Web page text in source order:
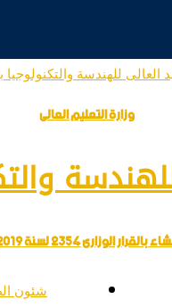
وزارة التعليم العالى
بالقرار الوزارى 2354 لسنة 2019
شئون